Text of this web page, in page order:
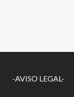
-AVISO LEGAL-